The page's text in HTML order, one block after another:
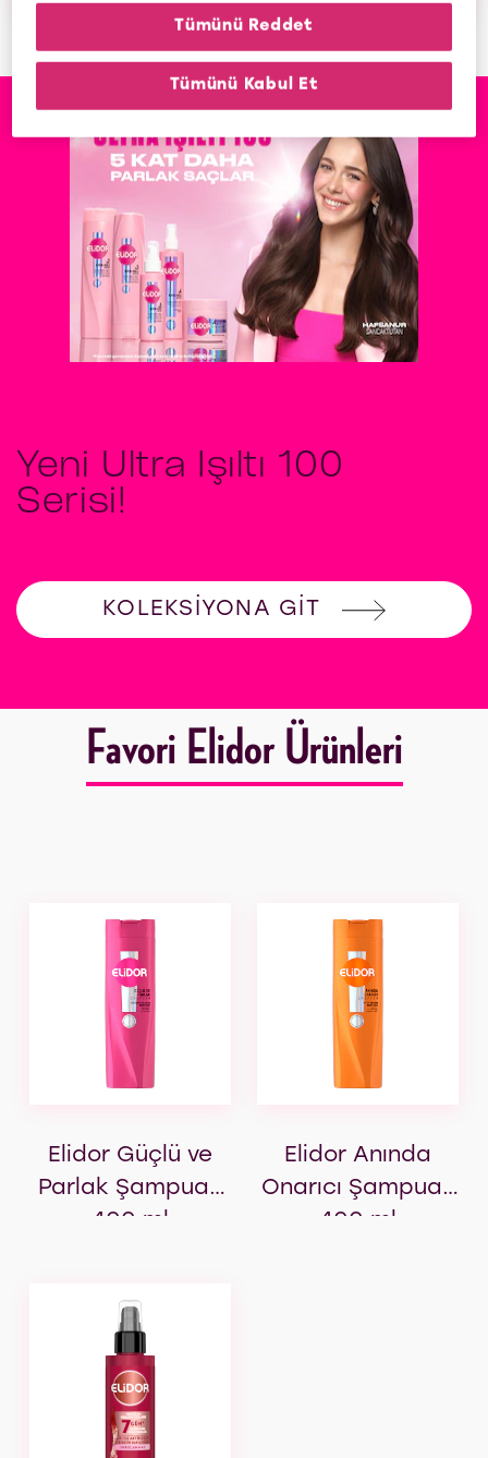
Hairfall Solution
Yeni Ultra Işıltı 100
Serisi!
KOLEKSIYONA GITYENI ULTRA IŞILTI
Favori Elidor Ürünleri
Elidor Güçlü ve
Parlak Şampuan
400 ml
Elidor Anında
Onarıcı Şampuan
400 ml
Tümünü Reddet
Tümünü Kabul Et